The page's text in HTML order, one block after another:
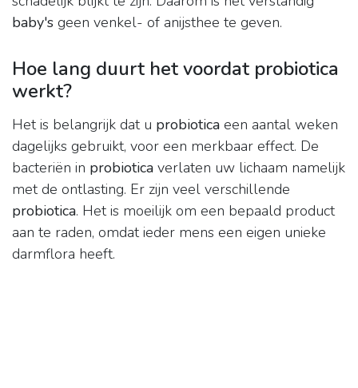
baby's geen venkel- of anijsthee te geven.
Hoe lang duurt het voordat probiotica
werkt?
Het is belangrijk dat u probiotica een aantal weken
dagelijks gebruikt, voor een merkbaar effect. De
bacteriën in probiotica verlaten uw lichaam namelijk
met de ontlasting. Er zijn veel verschillende
probiotica. Het is moeilijk om een bepaald product
aan te raden, omdat ieder mens een eigen unieke
darmflora heeft.